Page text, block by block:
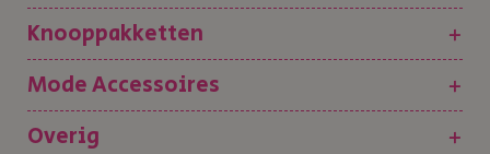
Knooppakketten
+
Mode Accessoires
+
Overig
+